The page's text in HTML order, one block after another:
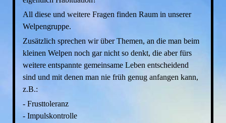
All diese und weitere Fragen finden Raum in unserer
Welpengruppe.
Zusätzlich sprechen wir über Themen, an die man beim
kleinen Welpen noch gar nicht so denkt, die aber fürs
weitere entspannte gemeinsame Leben entscheidend
sind und mit denen man nie früh genug anfangen kann,
z.B.:
- Frusttoleranz
- Impulskontrolle